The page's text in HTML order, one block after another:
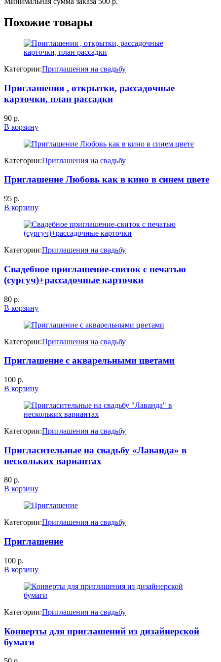
Похожие товары
Категории:Приглашения на свадьбу
Приглашения , открытки, рассадочные
карточки, план рассадки
90 р.
В корзину
Категории:Приглашения на свадьбу
Приглашение Любовь как в кино в синем цвете
95 р.
В корзину
Категории:Приглашения на свадьбу
Свадебное приглашение-свиток с печатью
(сургуч)+рассадочные карточки
80 р.
В корзину
Категории:Приглашения на свадьбу
Приглашение с акварельными цветами
100 р.
В корзину
Категории:Приглашения на свадьбу
Пригласительные на свадьбу «Лаванда» в
нескольких вариантах
80 р.
В корзину
Категории:Приглашения на свадьбу
Приглашение
100 р.
В корзину
Категории:Приглашения на свадьбу
Конверты для приглашений из дизайнерской
бумаги